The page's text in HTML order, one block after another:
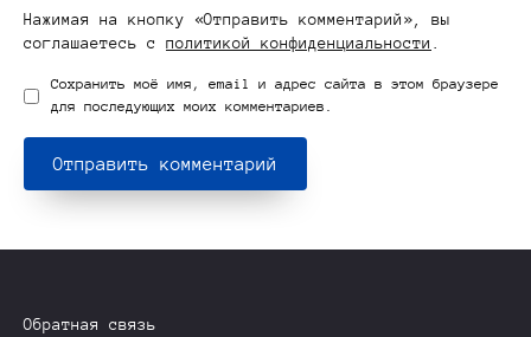
Нажимая на кнопку «Отправить комментарий», вы
соглашаетесь с политикой конфиденциальности
Сохранить моё имя, email и адрес сайта в этом браузере
для последующих моих комментариев.
Обратная связь